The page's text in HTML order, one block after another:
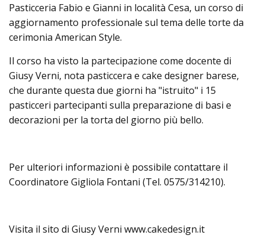
Pasticceria Fabio e Gianni in località Cesa, un corso di
aggiornamento professionale sul tema delle torte da
cerimonia American Style.
Il corso ha visto la partecipazione come docente di
Giusy Verni, nota pasticcera e cake designer barese,
che durante questa due giorni ha "istruito" i 15
pasticceri partecipanti sulla preparazione di basi e
decorazioni per la torta del giorno più bello.
Per ulteriori informazioni è possibile contattare il
Coordinatore Gigliola Fontani (Tel. 0575/314210).
Visita il sito di Giusy Verni www.cakedesign.it